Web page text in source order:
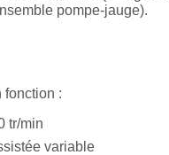
pompe-jauge).
fonction :
tr/min
variable